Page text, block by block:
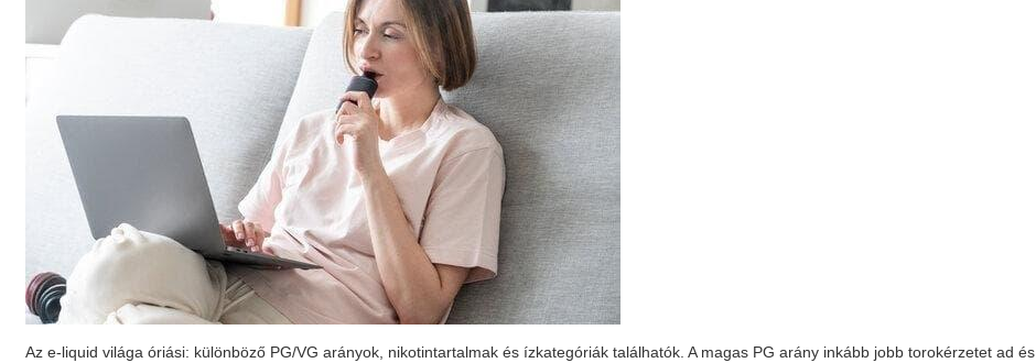
Az e-liquid világa óriási: különböző PG/VG arányok, nikotintartalmak és ízkategóriák találhatók. A magas PG arány inkább jobb torokérzetet ad és